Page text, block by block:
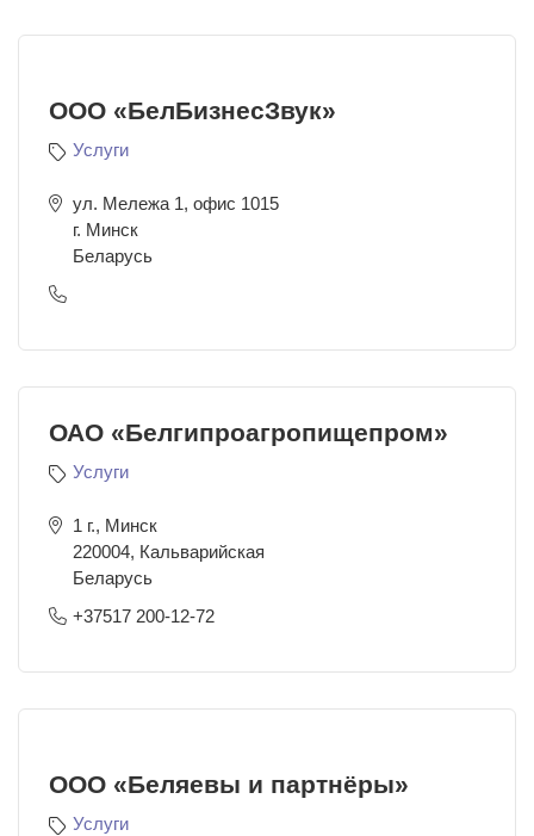
ООО «БелБизнесЗвук»
Услуги
ул. Мележа 1, офис 1015
г. Минск
Беларусь
ОАО «Белгипроагропищепром»
Услуги
1 г., Минск
220004, Кальварийская
Беларусь
+37517 200-12-72
ООО «Беляевы и партнёры»
Услуги